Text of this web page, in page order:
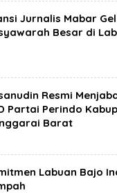
Jurnalis Mabar
Besar di
Resmi
Partai Perindo
Barat
Labuan Bajo